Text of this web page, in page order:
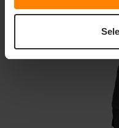
Gerelateerde